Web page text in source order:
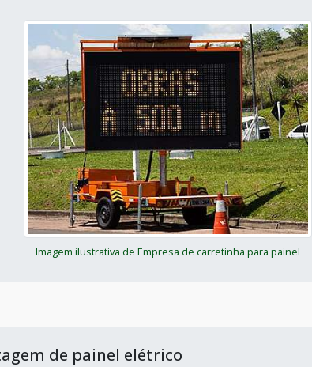
Imagem ilustrativa de Empresa de carretinha para painel
de painel elétrico